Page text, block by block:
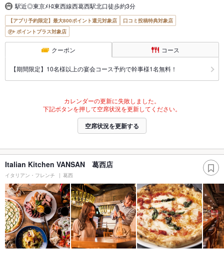
駅近◎東京ﾒﾄﾛ東西線西葛西駅北口徒歩約3分
【アプリ予約限定】最大800ポイント還元対象店
口コミ投稿特典対象店
ポイントプラス対象店
クーポン コース
【期間限定】10名様以上の宴会コース予約で幹事様1名無料！
カレンダーの更新に失敗しました。
下記ボタンを押して空席状況を更新してください。
空席状況を更新する
Italian Kitchen VANSAN 葛西店
イタリアン・フレンチ 葛西